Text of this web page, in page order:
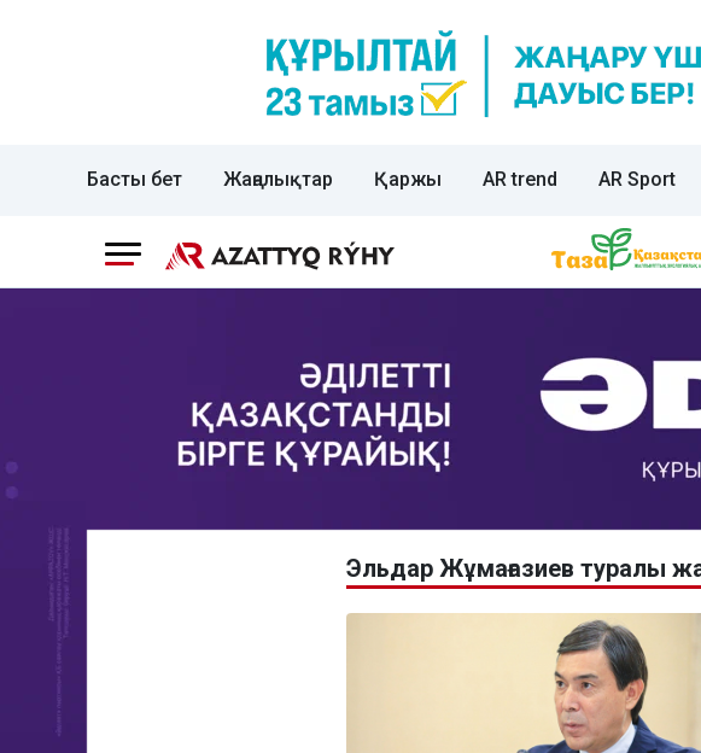
Басты бет Жаңалықтар Қаржы AR trend AR Sport
Эльдар Жұмағазиев туралы